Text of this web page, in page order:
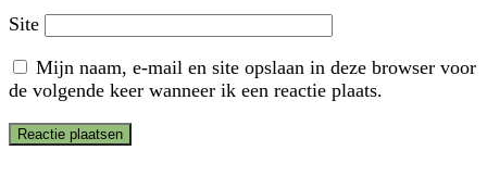
Site
Mijn naam, e-mail en site opslaan in deze browser voor
de volgende keer wanneer ik een reactie plaats.